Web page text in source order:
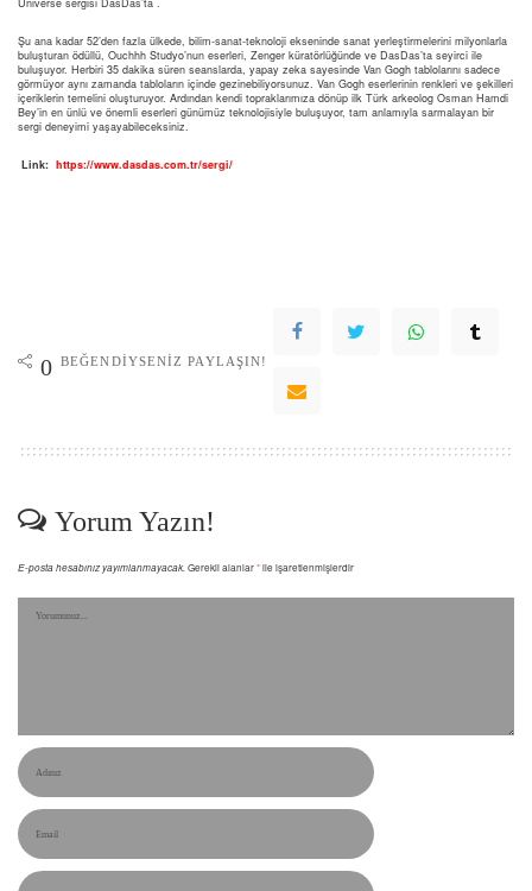
Universe sergisi DasDas’ta .
Şu ana kadar 52’den fazla ülkede, bilim-sanat-teknoloji ekseninde sanat yerleştirmelerini milyonlarla
buluşturan ödüllü, Ouchhh Studyo’nun eserleri, Zenger küratörlüğünde ve DasDas’ta seyirci ile
buluşuyor. Herbiri 35 dakika süren seanslarda, yapay zeka sayesinde Van Gogh tablolarını sadece
görmüyor aynı zamanda tabloların içinde gezinebiliyorsunuz. Van Gogh eserlerinin renkleri ve şekilleri
içeriklerin temelini oluşturuyor. Ardından kendi topraklarımıza dönüp ilk Türk arkeolog Osman Hamdi
Bey’in en ünlü ve önemli eserleri günümüz teknolojisiyle buluşuyor, tam anlamıyla sarmalayan bir
sergi deneyimi yaşayabileceksiniz.
Link: https://www.dasdas.com.tr/sergi/
0 BEĞENDIYSENIZ PAYLAŞIN!
Yorum Yazın!
E-posta hesabınız yayımlanmayacak. Gerekli alanlar*ile işaretlenmişlerdir